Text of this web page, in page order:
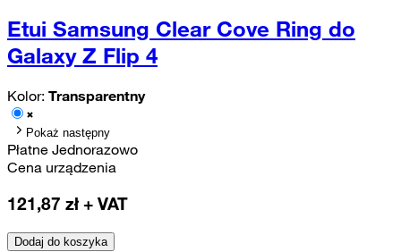
Etui Samsung Clear Cove Ring do
Galaxy Z Flip 4
Kolor: Transparentny
Pokaż następny
Płatne Jednorazowo
Cena urządzenia
121,87 zł + VAT
Dodaj do koszyka